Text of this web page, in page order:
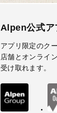
Alpen公式ア
アプリ限定のク
店舗とオンライ
受け取れます。